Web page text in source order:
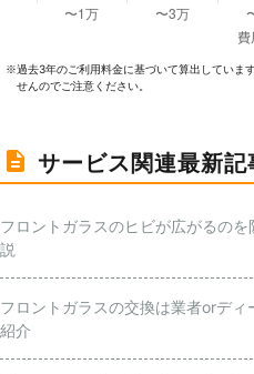
※過去3年のご利⽤料⾦に基づいて算出していま
せんのでご注意ください。
サービス関連最新記
フロントガラスのヒビが広がるの
説
フロントガラスの交換は業者orデ
紹介